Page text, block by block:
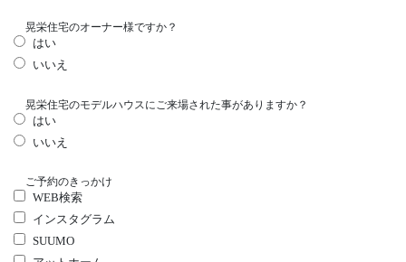
晃栄住宅のオーナー様ですか？
はい
いいえ
晃栄住宅のモデルハウスにご来場された事がありますか？
はい
いいえ
ご予約のきっかけ
WEB検索
インスタグラム
SUUMO